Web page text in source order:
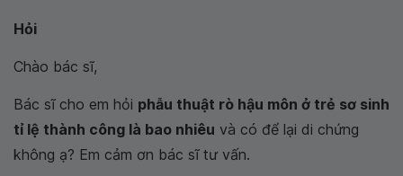
Hỏi
Chào bác sĩ,
Bác sĩ cho em hỏi phẫu thuật rò hậu môn ở trẻ sơ sinh
tỉ lệ thành công là bao nhiêu và có để lại di chứng
không ạ? Em cảm ơn bác sĩ tư vấn.